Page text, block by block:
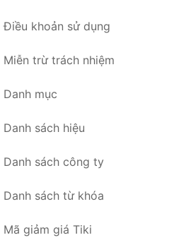
Điều khoản sử dụng
Miễn trừ trách nhiệm
Danh mục
Danh sách hiệu
Danh sách công ty
Danh sách từ khóa
Mã giảm giá Tiki